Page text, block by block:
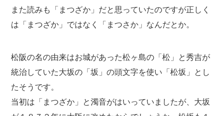
また読みも「まつざか」だと思っていたのですが正しく
は「まつざか」ではなく「まつさか」なんだとか。
松阪の名の由来はお城があった松ヶ島の「松」と秀吉が
統治していた大坂の「坂」の頭文字を使い「松坂」とし
たそうです。
当初は「まつざか」と濁音がはいっていましたが、大坂